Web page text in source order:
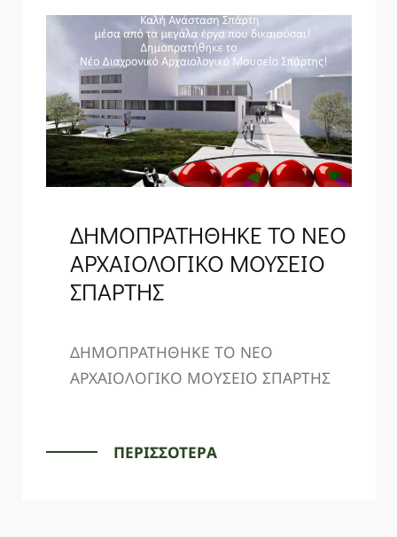
ΔΗΜΟΠΡΑΤΗΘΗΚΕ ΤΟ ΝΕΟ
ΑΡΧΑΙΟΛΟΓΙΚΟ ΜΟΥΣΕΙΟ
ΣΠΑΡΤΗΣ
ΔΗΜΟΠΡΑΤΗΘΗΚΕ ΤΟ ΝΕΟ
ΑΡΧΑΙΟΛΟΓΙΚΟ ΜΟΥΣΕΙΟ ΣΠΑΡΤΗΣ
ΠΕΡΙΣΣΟΤΕΡΑ